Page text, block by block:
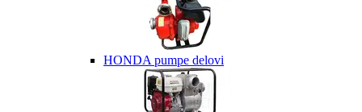
HONDA pumpe delovi